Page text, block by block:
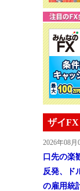
ザイ
2026年08
口先の楽
反発、ド
の雇用統